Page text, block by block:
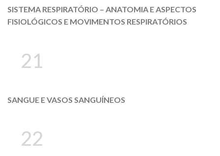
SISTEMA RESPIRATÓRIO – ANATOMIA E ASPECTOS
FISIOLÓGICOS E MOVIMENTOS RESPIRATÓRIOS
21
SANGUE E VASOS SANGUÍNEOS
22